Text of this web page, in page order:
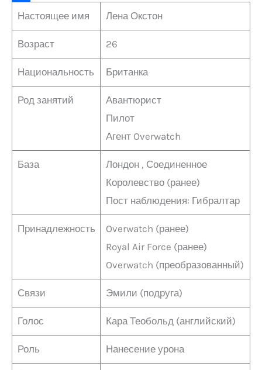
m
n
l
s
J
r
l
u
i
О
т
а
Настоящее имя Лена Окстон
Возраст 26
Национальность Британка
Род занятий
Авантюрист
Пилот
Агент Overwatch
База
Лондон , Соединенное
Королевство (ранее)
Пост наблюдения: Гибралтар
Принадлежность
Overwatch (ранее)
Royal Air Force (ранее)
Overwatch (преобразованный)
Связи Эмили (подруга)
Голос Кара Теобольд (английский)
Роль Нанесение урона